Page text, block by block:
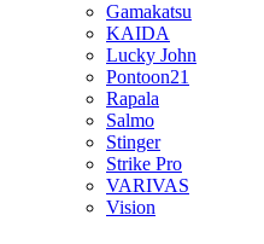
Gamakatsu
KAIDA
Lucky John
Pontoon21
Rapala
Salmo
Stinger
Strike Pro
VARIVAS
Vision